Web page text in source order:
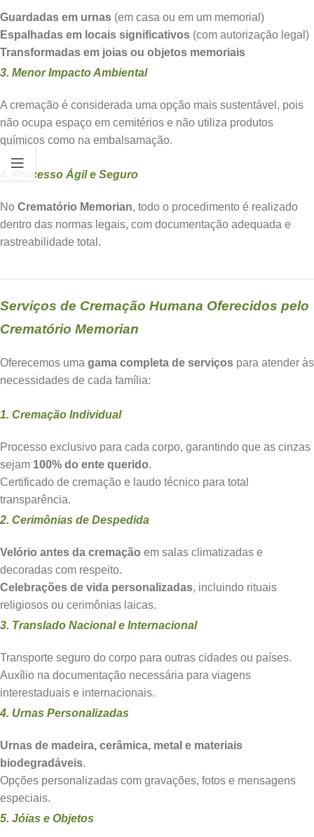
Guardadas em urnas (em casa ou em um memorial)
Espalhadas em locais significativos (com autorização legal)
Transformadas em joias ou objetos memoriais
3. Menor Impacto Ambiental
A cremação é considerada uma opção mais sustentável, pois
não ocupa espaço em cemitérios e não utiliza produtos
químicos como na embalsamação.
4. Processo Ágil e Seguro
No Crematório Memorian, todo o procedimento é realizado
dentro das normas legais, com documentação adequada e
rastreabilidade total.
Serviços de Cremação Humana Oferecidos pelo
Crematório Memorian
Oferecemos uma gama completa de serviços para atender às
necessidades de cada família:
1. Cremação Individual
Processo exclusivo para cada corpo, garantindo que as cinzas
sejam 100% do ente querido.
Certificado de cremação e laudo técnico para total
transparência.
2. Cerimônias de Despedida
Velório antes da cremação em salas climatizadas e
decoradas com respeito.
Celebrações de vida personalizadas, incluindo rituais
religiosos ou cerimônias laicas.
3. Translado Nacional e Internacional
Transporte seguro do corpo para outras cidades ou países.
Auxílio na documentação necessária para viagens
interestaduais e internacionais.
4. Urnas Personalizadas
Urnas de madeira, cerâmica, metal e materiais
biodegradáveis.
Opções personalizadas com gravações, fotos e mensagens
especiais.
5. Jóias e Objetos